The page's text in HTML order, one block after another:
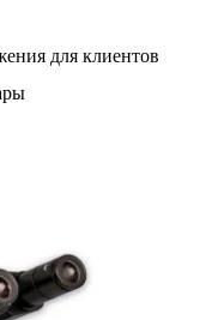
для клиентов